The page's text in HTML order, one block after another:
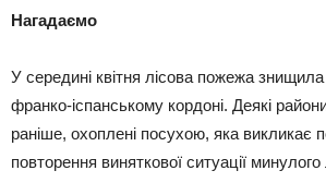
Нагадаємо
У середині квітня лісова пожежа знищила
франко-іспанському кордоні. Деякі
раніше, охоплені посухою, яка викликає
повторення виняткової ситуації минулого